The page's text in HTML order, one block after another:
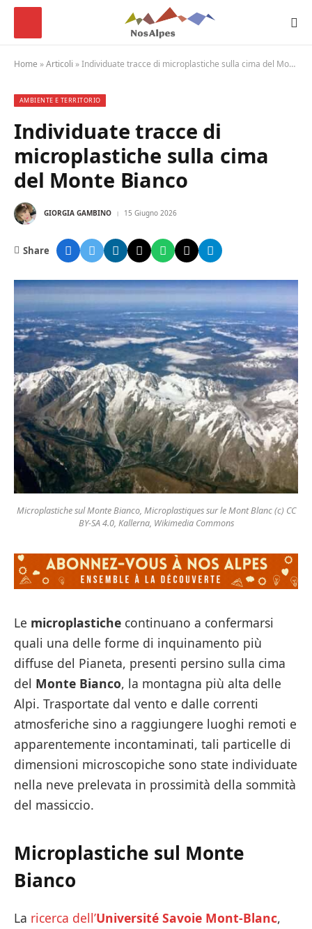
Home »Articoli »Individuate tracce di microplastiche sulla cima del Monte Bianco
AMBIENTE E TERRITORIO
Individuate tracce di
microplastiche sulla cima
del Monte Bianco
GIORGIA GAMBINO 15 Giugno 2026
Share
Microplastiche sul Monte Bianco, Microplastiques sur le Mont Blanc (c) CC
BY-SA 4.0, Kallerna, Wikimedia Commons
Le microplastiche continuano a confermarsi
quali una delle forme di inquinamento più
diffuse del Pianeta, presenti persino sulla cima
del Monte Bianco, la montagna più alta delle
Alpi. Trasportate dal vento e dalle correnti
atmosferiche sino a raggiungere luoghi remoti e
apparentemente incontaminati, tali particelle di
dimensioni microscopiche sono state individuate
nella neve prelevata in prossimità della sommità
del massiccio.
Microplastiche sul Monte
Bianco
La ricerca dell’Université Savoie Mont-Blanc,